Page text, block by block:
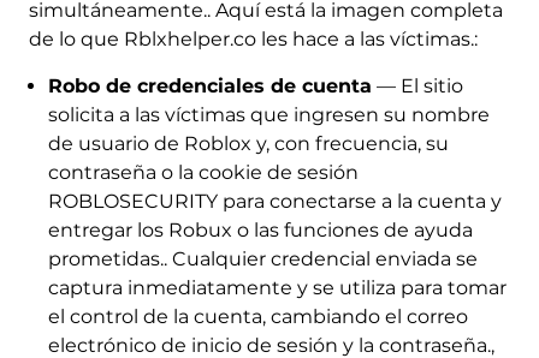
simultáneamente.. Aquí está la imagen completa
de lo que Rblxhelper.co les hace a las víctimas.:
Robo de credenciales de cuenta — El sitio
solicita a las víctimas que ingresen su nombre
de usuario de Roblox y, con frecuencia, su
contraseña o la cookie de sesión
ROBLOSECURITY para conectarse a la cuenta y
entregar los Robux o las funciones de ayuda
prometidas.. Cualquier credencial enviada se
captura inmediatamente y se utiliza para tomar
el control de la cuenta, cambiando el correo
electrónico de inicio de sesión y la contraseña.,